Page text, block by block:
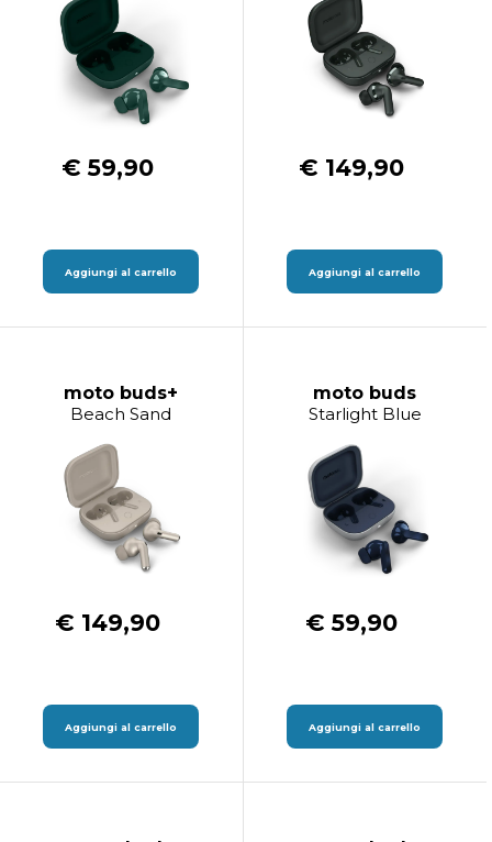
€ 59,90
Aggiungi al carrello
€ 149,90
Aggiungi al carrello
moto buds+
Beach Sand
€ 149,90
Aggiungi al carrello
moto buds
Starlight Blue
€ 59,90
Aggiungi al carrello